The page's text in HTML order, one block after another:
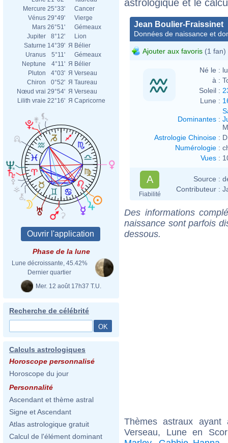
Mercure 25°33'
Cancer
Vénus 29°49'
Vierge
Mars 26°51'
Gémeaux
Jupiter
8°12'
Lion
Saturne 14°39' Я Bélier
Uranus
5°11'
Gémeaux
Neptune
4°11' Я Bélier
Pluton
4°03' Я Verseau
Chiron
0°52' Я Taureau
Nœud vrai 29°54' Я Verseau
Lilith vraie 22°16' Я Capricorne
Phase de la lune
Lune décroissante, 45.42%
Dernier quartier
Mer. 12 août 17h37 T.U.
Recherche de célébrité
Calculs astrologiques
Horoscope personnalisé
Horoscope du jour
Personnalité
Ascendant et thème astral
Signe et Ascendant
Atlas astrologique gratuit
Calcul de l'élément dominant
astrologique et le
Jean Boulier-Fraissinet
Données de naissance et
Ajouter aux favoris (1 fan)
Né le :
à :
Soleil :
Lune :
Dominantes :
Astrologie Chinoise :
Numérologie :
Vues :
A
Fiabilité
Source :
Contributeur :
Des informations
naissance sont parfois
dessous.
Thèmes astraux
Verseau, Lune en